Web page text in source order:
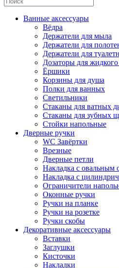
Ванные аксессуары
Вёдра
Держатели для мыла
Держатели для
Держатели для
Дозаторы для
Ёршики
Корзины для душа
Полки для ванных
Светильники
Стаканы для ватных
Стаканы для зубных
Стойки напольные
Дверные ручки
WC Завёртки
Врезные
Дверные петли
Накладка с овальным
Накладка с
Ограничители
Оконные ручки
Ручки на планке
Ручки на розетке
Ручки скобы
Декоративные аксессуары
Вставки
Заглушки
Кисточки
Накладки